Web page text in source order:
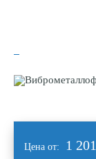
Цена от: 1